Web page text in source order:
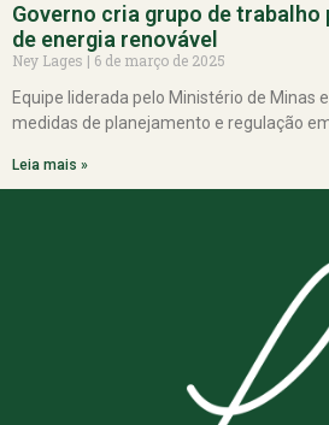
Governo cria grupo de
de energia renovável
Ney Lages
6 de março de 2025
Equipe liderada pelo Ministério de Minas
medidas de planejamento e regulação
Leia mais »